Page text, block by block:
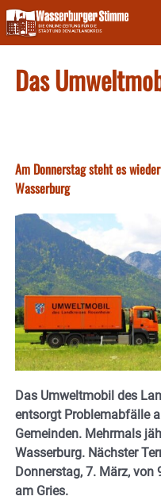
Skip
to
content
Das
Am Donnerstag steht es
Wasserburg
Das Umweltmobil des
entsorgt Problemabfälle
Gemeinden. Mehrmals
Wasserburg. Nächster
Donnerstag, 7. März,
am Gries.